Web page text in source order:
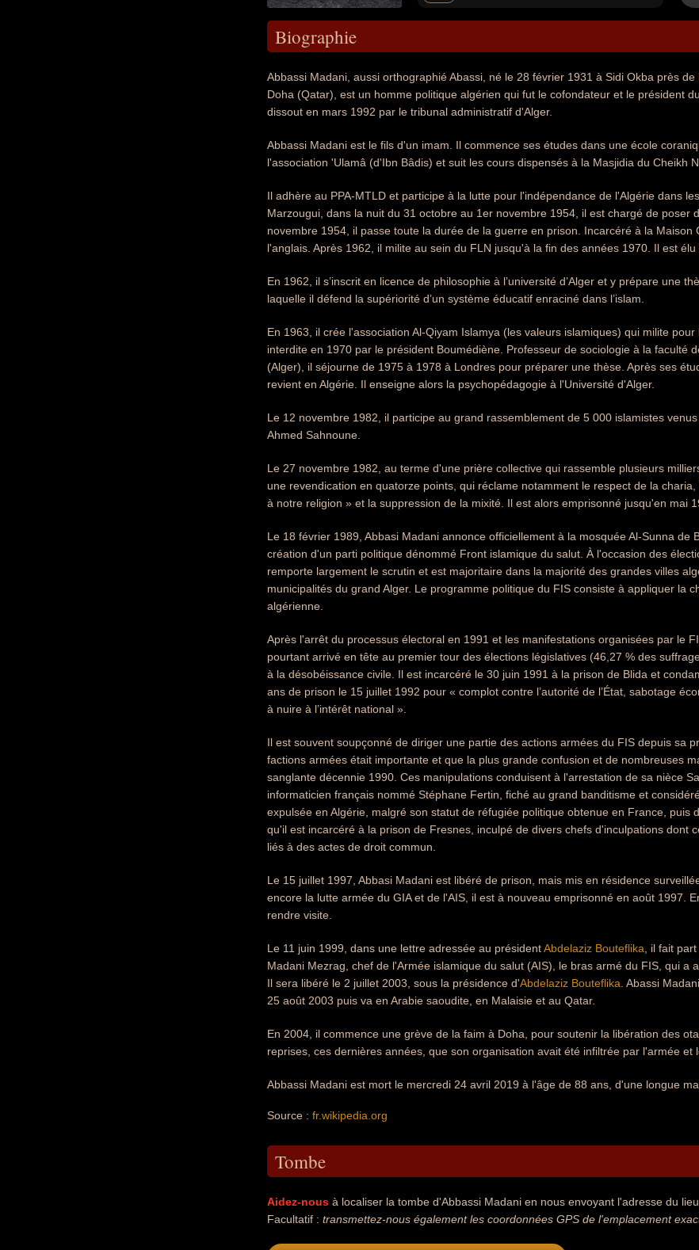
Biographie
Abbassi Madani, aussi orthographié Abassi, né le 28 février 1931 à Sidi Okba près
Doha (Qatar), est un homme politique algérien qui fut le cofondateur et le président
dissout en mars 1992 par le tribunal administratif d'Alger.
Abbassi Madani est le fils d'un imam. Il commence ses études dans une école
l'association 'Ulamâ (d'Ibn Bâdis) et suit les cours dispensés à la Masjidia du Cheikh
Il adhère au PPA-MTLD et participe à la lutte pour l'indépendance de l'Algérie dans
Marzougui, dans la nuit du 31 octobre au 1er novembre 1954, il est chargé de poser
novembre 1954, il passe toute la durée de la guerre en prison. Incarcéré à la Maison
l'anglais. Après 1962, il milite au sein du FLN jusqu'à la fin des années 1970. Il est
En 1962, il s’inscrit en licence de philosophie à l’université d’Alger et y prépare une
laquelle il défend la supériorité d’un système éducatif enraciné dans l’islam.
En 1963, il crée l'association Al-Qiyam Islamya (les valeurs islamiques) qui milite
interdite en 1970 par le président Boumédiène. Professeur de sociologie à la faculté
(Alger), il séjourne de 1975 à 1978 à Londres pour préparer une thèse. Après ses
revient en Algérie. Il enseigne alors la psychopédagogie à l'Université d'Alger.
Le 12 novembre 1982, il participe au grand rassemblement de 5 000 islamistes
Ahmed Sahnoune.
Le 27 novembre 1982, au terme d'une prière collective qui rassemble plusieurs
une revendication en quatorze points, qui réclame notamment le respect de la
à notre religion » et la suppression de la mixité. Il est alors emprisonné jusqu'en mai
Le 18 février 1989, Abbasi Madani annonce officiellement à la mosquée Al-Sunna de
création d'un parti politique dénommé Front islamique du salut. À l'occasion des
remporte largement le scrutin et est majoritaire dans la majorité des grandes villes
municipalités du grand Alger. Le programme politique du FIS consiste à appliquer la
algérienne.
Après l'arrêt du processus électoral en 1991 et les manifestations organisées par le
pourtant arrivé en tête au premier tour des élections législatives (46,27 % des
à la désobéissance civile. Il est incarcéré le 30 juin 1991 à la prison de Blida et
ans de prison le 15 juillet 1992 pour « complot contre l’autorité de l’État, sabotage
à nuire à l’intérêt national ».
Il est souvent soupçonné de diriger une partie des actions armées du FIS depuis sa
factions armées était importante et que la plus grande confusion et de nombreuses
sanglante décennie 1990. Ces manipulations conduisent à l'arrestation de sa nièce
informaticien français nommé Stéphane Fertin, fiché au grand banditisme et
expulsée en Algérie, malgré son statut de réfugiée politique obtenue en France, puis
qu'il est incarcéré à la prison de Fresnes, inculpé de divers chefs d'inculpations dont
liés à des actes de droit commun.
Le 15 juillet 1997, Abbasi Madani est libéré de prison, mais mis en résidence
encore la lutte armée du GIA et de l'AIS, il est à nouveau emprisonné en août 1997.
rendre visite.
Le 11 juin 1999, dans une lettre adressée au présidentAbdelaziz Bouteflika , il fait
Madani Mezrag, chef de l'Armée islamique du salut (AIS), le bras armé du FIS, qui a
Il sera libéré le 2 juillet 2003, sous la présidence d'Abdelaziz Bouteflika . Abassi
25 août 2003 puis va en Arabie saoudite, en Malaisie et au Qatar.
En 2004, il commence une grève de la faim à Doha, pour soutenir la libération des
reprises, ces dernières années, que son organisation avait été infiltrée par l'armée et
Abbassi Madani est mort le mercredi 24 avril 2019 à l'âge de 88 ans, d'une longue
Source : fr.wikipedia.org
Tombe
Aidez-nous à localiser la tombe d'Abbassi Madani en nous envoyant l'adresse du
Facultatif : transmettez-nous également les coordonnées GPS de l'emplacement